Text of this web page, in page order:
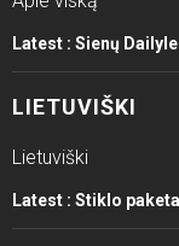
Latest : Sienų
LIETUVIŠKI
Lietuviški
Latest : Stiklo